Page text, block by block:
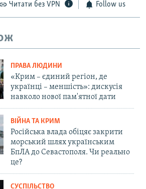
Читати без VPN Follow us
ПРАВА ЛЮДИНИ
«Крим – єдиний регіон, де
українці – меншість»: дискусія
навколо нової пам'ятної дати
ВІЙНА ТА КРИМ
Російська влада обіцяє закрити
морський шлях українським
БпЛА до Севастополя. Чи реально
це?
СУСПІЛЬСТВО